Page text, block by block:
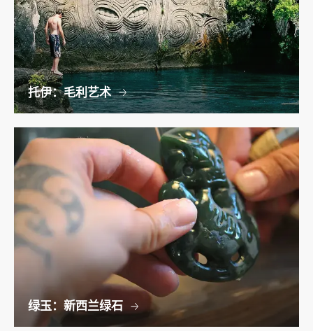
托伊：毛利艺术
绿玉：新西兰绿石